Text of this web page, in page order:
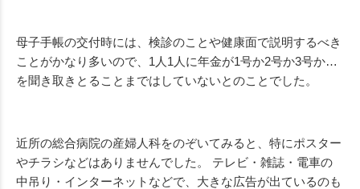
母子手帳の交付時には、検診のことや健康面で説明するべき
ことがかなり多いので、1人1人に年金が1号か2号か3号か…
を聞き取きとることまではしていないとのことでした。
近所の総合病院の産婦人科をのぞいてみると、特にポスター
やチラシなどはありませんでした。 テレビ・雑誌・電車の
中吊り・インターネットなどで、大きな広告が出ているのも